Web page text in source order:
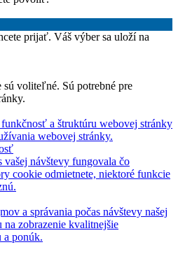
prijať. Váš výber sa uloží na
voliteľné. Sú potrebné pre
a štruktúru webovej stránky
webovej stránky.
vašej návštevy fungovala čo
cookie odmietnete, niektoré funkcie
a správania počas návštevy našej
na zobrazenie kvalitnejšie
a ponúk.